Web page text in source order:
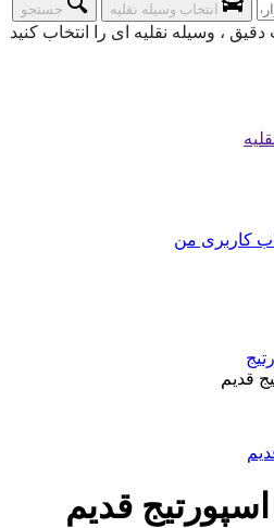
انتخاب وسیله نقلیه جستجو
، وسیله نقلیه ای را انتخاب کنید
کاربری من
قدیم
قدیم